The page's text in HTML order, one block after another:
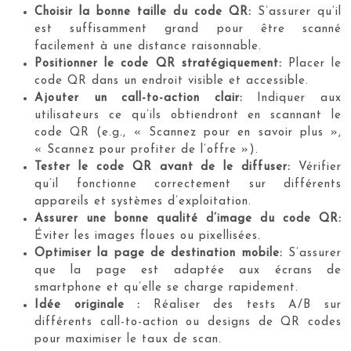
Choisir la bonne taille du code QR: S’assurer qu’il
est suffisamment grand pour être scanné
facilement à une distance raisonnable.
Positionner le code QR stratégiquement: Placer le
code QR dans un endroit visible et accessible.
Ajouter un call-to-action clair: Indiquer aux
utilisateurs ce qu’ils obtiendront en scannant le
code QR (e.g., « Scannez pour en savoir plus »,
« Scannez pour profiter de l’offre »).
Tester le code QR avant de le diffuser:
Vérifier
qu’il fonctionne correctement sur différents
appareils et systèmes d’exploitation.
Assurer une bonne qualité d’image du code QR:
Éviter les images floues ou pixellisées.
Optimiser la page de destination mobile: S’assurer
que la page est adaptée aux écrans de
smartphone et qu’elle se charge rapidement.
Idée originale : Réaliser des tests A/B sur
différents call-to-action ou designs de QR codes
pour maximiser le taux de scan.